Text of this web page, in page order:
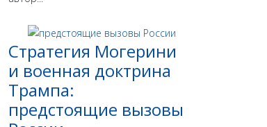
Стратегия Могерини
и военная доктрина
Трампа:
предстоящие вызовы